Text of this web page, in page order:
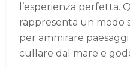
l’esperienza perfetta.
rappresenta un modo
per ammirare
cullare dal mare e